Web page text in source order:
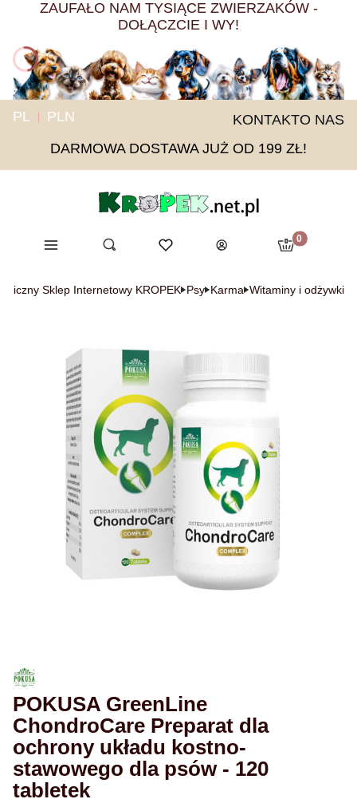
ZAUFAŁO NAM TYSIĄCE ZWIERZAKÓW -
DOŁĄCZCIE I WY!
PL PLN KONTAKTO NAS
DARMOWA DOSTAWA JUŻ OD 199 ZŁ!
Menu Otwórz wyszukiwarkę
Szukaj Ulubione
Zaloguj się
Produkty w
Koszyk
Sklep Internetowy KROPEK Psy Karma Witaminy i odżywki
POKUSA GreenLine
ChondroCare Preparat dla
ochrony układu kostno-
stawowego dla psów - 120
tabletek